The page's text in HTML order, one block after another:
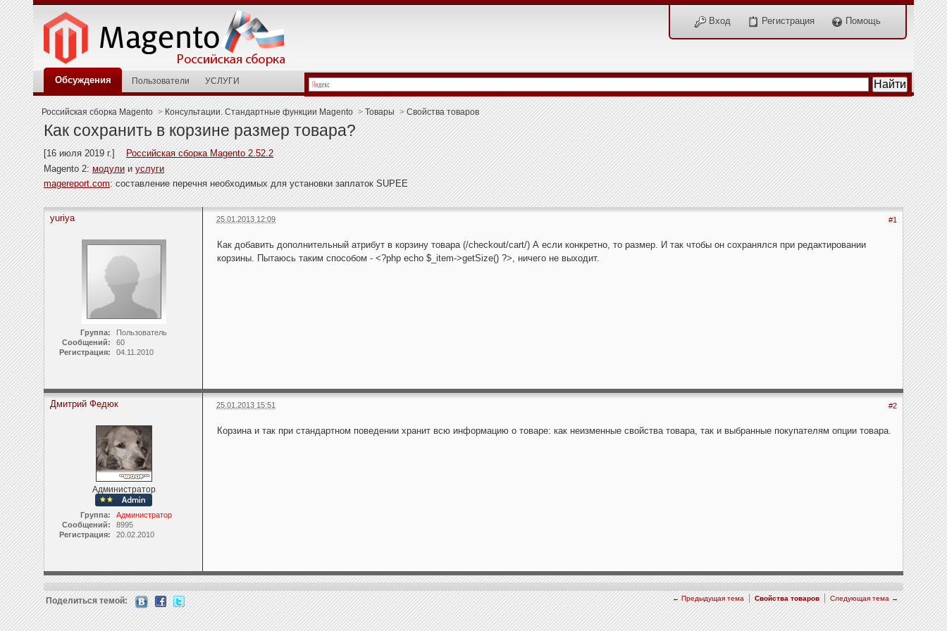
Вход Регистрация Помощь
Обсуждения Пользователи УСЛУГИ
Российская сборка Magento > Консультации. Стандартные функции Magento > Товары > Свойства товаров
Как сохранить в корзине размер товара?
[16 июля 2019 г.]
Российская сборка Magento 2.52.2
Magento 2: модули и услуги
magereport.com: составление перечня необходимых для установки заплаток SUPEE
#1
yuriya
Группа:
Пользователь
Сообщений:
60
Регистрация:
04.11.2010
25.01.2013 12:09
Как добавить дополнительный атрибут в корзину товара (/checkout/cart/) А если конкретно, то размер. И так чтобы он сохранялся при редактировании
корзины. Пытаюсь таким способом - <?php echo $_item->getSize() ?>, ничего не выходит.
#2
Дмитрий Федюк
Администратор
Группа:
Администратор
Сообщений:
8995
Регистрация:
20.02.2010
25.01.2013 15:51
Корзина и так при стандартном поведении хранит всю информацию о товаре: как неизменные свойства товара, так и выбранные покупателям опции товара.
← Предыдущая тема Свойства товаров Следующая тема →
Поделиться темой: